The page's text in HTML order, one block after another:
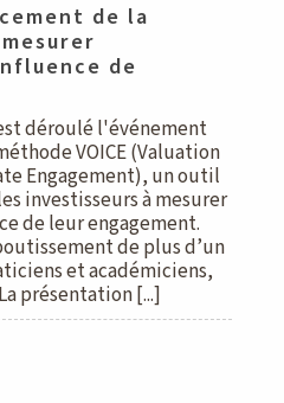
de la
de
déroulé l'événement
VOICE (Valuation
Engagement), un outil
investisseurs à mesurer
de leur engagement.
de plus d’un
et académiciens,
présentation [...]